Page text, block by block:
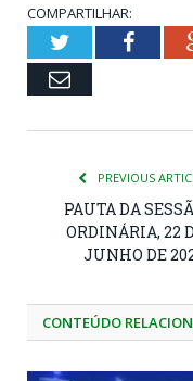
COMPARTILHAR:
Twitter
Email
PREVIOUS
PAUTA DA
ORDINÁRIA, 22
JUNHO DE
CONTEÚDO